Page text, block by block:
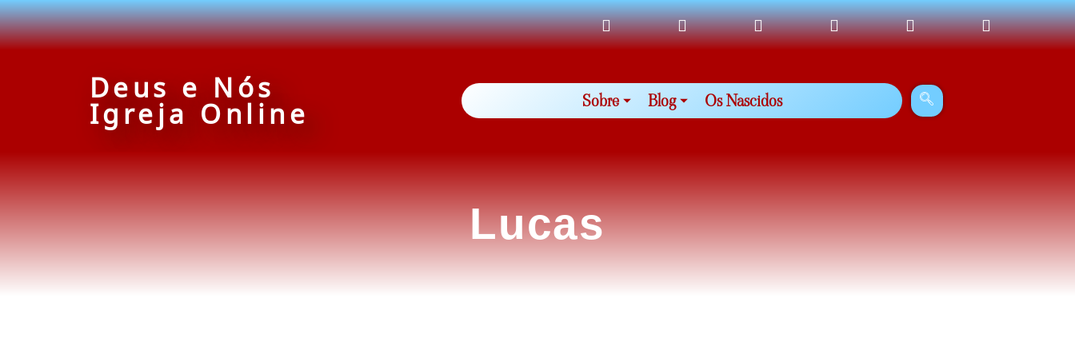
Deus e Nós
Igreja Online Sobre Blog Os Nascidos
Lucas